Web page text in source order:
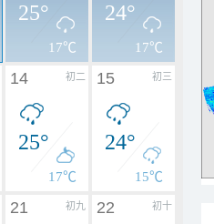
25°
17℃
24°
17℃
初二
14
25°
17℃
初三
15
24°
15℃
初九
21 初十
22